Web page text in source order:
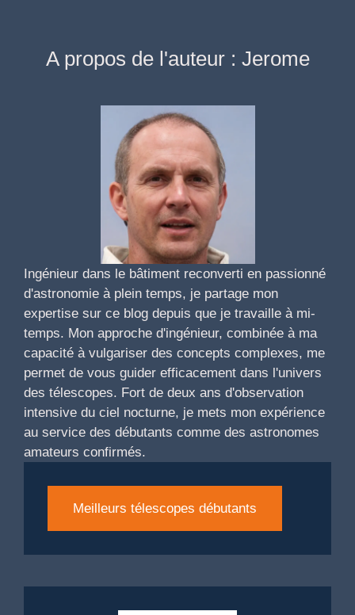
A propos de l'auteur : Jerome
Ingénieur dans le bâtiment reconverti en passionné
d'astronomie à plein temps, je partage mon
expertise sur ce blog depuis que je travaille à mi-
temps. Mon approche d'ingénieur, combinée à ma
capacité à vulgariser des concepts complexes, me
permet de vous guider efficacement dans l'univers
des télescopes. Fort de deux ans d'observation
intensive du ciel nocturne, je mets mon expérience
au service des débutants comme des astronomes
amateurs confirmés.
Meilleurs télescopes débutants